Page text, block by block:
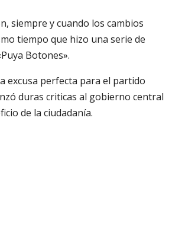
siempre y cuando los cambios
tiempo que hizo una serie de
Botones».
excusa perfecta para el partido
duras criticas al gobierno central
de la ciudadanía.